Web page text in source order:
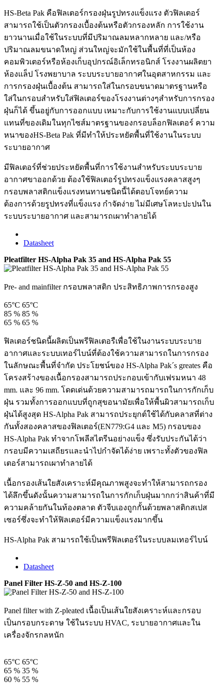
HS-Beta Pak คือฟิลเตอร์กรองฝุ่นรูปทรงแข็งแรง ตัวฟิลเตอร์
สามารถใช้เป็นตัวกรองเบื้องต้นหรือตัวกรองหลัก การใช้งาน
ยาวนานเมื่อใช้ในระบบที่มีปริมาณลมหลากหลาย และ/หรือ
ปริมาณลมขนาดใหญ่ ส่วนใหญ่จะมักใช้ในพื้นที่ที่เป็นห้อง
คอมพิวเตอร์หรือห้องเก็บอุปกรณ์อิเล็กทรอนิกส์ โรงงานผลิตยา
ห้องแล็ป โรงพยาบาล ระบบระบายอากาศในอุตสาหกรรม และ
การกรองฝุ่นเบื้องต้น สามารถใส่ในกรอบขนาดมาตรฐานหรือ
ใส่ในกรอบสำหรับใส่ฟิลเตอร์ของโรงงานต่างๆสำหรับการกรอง
ฝุ่นก็ได้ ขึ้นอยู่กับการออกแบบ เหมาะกับการใช้งานแบบเปลี่ยน
แทนที่ของเดิมในทุกไซส์มาตรฐานของกรอบล็อกฟิลเตอร์ ความ
หนาของHS-Beta Pak ที่มีทำให้ประหยัดพื้นที่ใช้งานในระบบ
ระบายอากาศ
มีฟิลเตอร์ที่ช่วยประหยัดพื้นที่การใช้งานสำหรับระบบระบาย
อากาศขาออกด้วย ต้องใช้ฟิลเตอร์รูปทรงแข็งแรงคลาสสูงๆ
กรอบพลาสติกแข็งแรงทนทานชนิดนี้ได้ตอบโจทย์ความ
ต้องการด้วยรูปทรงที่แข็งแรง กำจัดง่าย ไม่มีเศษโลหะปะปนใน
ระบบระบายอากาศ และสามารถเผาทำลายได้
Datasheet
Pleatfilter HS-Alpha Pak 35 and HS-Alpha Pak 55
Pre- and mainfilter กรอบพลาสติก ประสิทธิภาพการกรองสูง
65°C 65°C
85 % 85 %
65 % 65 %
ฟิลเตอร์ชนิดนี้ผลิตเป็นพรีฟิลเตอรืเพื่อใช้ในงานระบบระบาย
อากาศและระบบเทอร์ไบน์ที่ต้องใช้ความสามารถในการกรอง
ในลักษณะพื้นที่จำกัด ประโยชน์ของ HS-Alpha Pak´s greates คือ
โครงสร้างของเนื้อกรองสามารถประกอบเข้ากับเฟรมหนา 48
mm. และ 96 mm. โดดเด่นด้วยความสามารถมารถในการกักเก็บ
ฝุ่น รวมทั้งการออกแบบที่ถูกสุขอนามัยเพื่อให้พื้นผิวสามารถเก็บ
ฝุ่นได้สูงสุด HS-Alpha Pak สามารถประยุกต์ใช้ได้กับคลาสที่ต่าง
กันทั้งสองคลาสของฟิลเตอร์(EN779:G4 และ M5) กรอบของ
HS-Alpha Pak ทำจากโพลีสไตรีนอย่างแข็ง ซึ่งรับประกันได้ว่า
กรอบมีความเสถียรและนำไปกำจัดได้ง่าย เพราะทั้งตัวของฟิล
เตอร์สามารถเผาทำลายได้
เนื้อกรองเส้นใยสังเคราะห์มีคุณภาพสูงจะทำให้สามารถกรอง
ได้ลึกขึ้นดังนั้นความสามารถในการกักเก็บฝุ่นมากกว่าสินค้าที่มี
ความคล้ายกันในท้องตลาด ตัวจีบเองถูกกั้นด้วยพลาสติกสเปส
เซอร์ซึ่งจะทำให้ฟิลเตอร์มีความแข็งแรงมากขึ้น
HS-Alpha Pak สามารถใช้เป็นพรีฟิลเตอร์ในระบบลมเทอร์ไบน์
Datasheet
Panel Filter HS-Z-50 and HS-Z-100
Panel filter with Z-pleated เนื้อเป็นเส้นใยสังเคราะห์และกรอบ
เป็นกรอบกระดาษ ใช้ในระบบ HVAC, ระบายอากาศและใน
เครื่องจักรกลหนัก
65°C 65°C
65 % 35 %
60 % 55 %